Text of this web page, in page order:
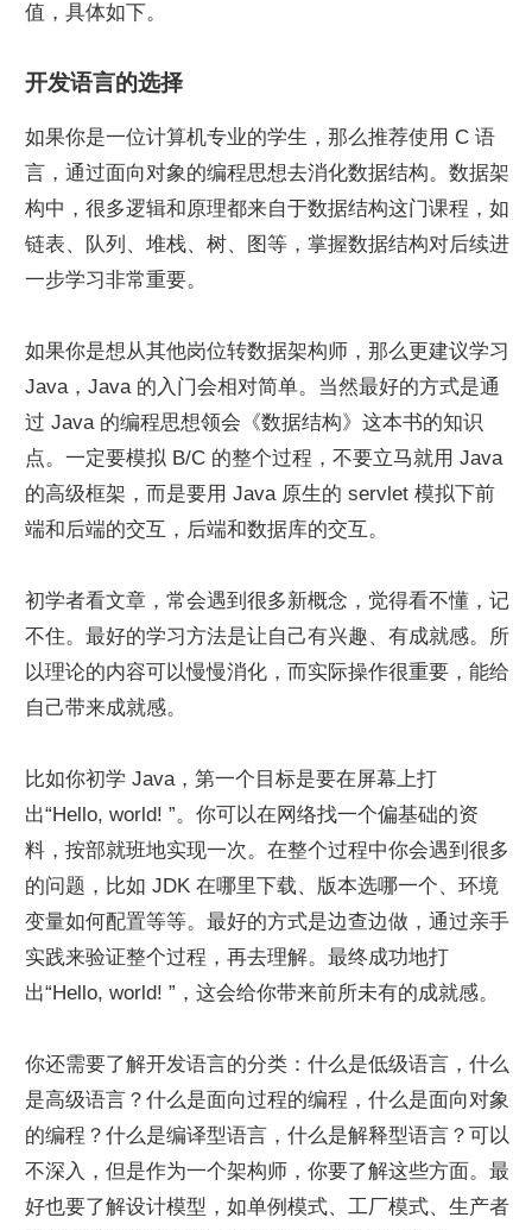
值，具体如下。
开发语言的选择
如果你是一位计算机专业的学生，那么推荐使用 C 语
言，通过面向对象的编程思想去消化数据结构。数据架
构中，很多逻辑和原理都来自于数据结构这门课程，如
链表、队列、堆栈、树、图等，掌握数据结构对后续进
一步学习非常重要。
如果你是想从其他岗位转数据架构师，那么更建议学习
Java，Java 的入门会相对简单。当然最好的方式是通
过 Java 的编程思想领会《数据结构》这本书的知识
点。一定要模拟 B/C 的整个过程，不要立马就用 Java
的高级框架，而是要用 Java 原生的 servlet 模拟下前
端和后端的交互，后端和数据库的交互。
初学者看文章，常会遇到很多新概念，觉得看不懂，记
不住。最好的学习方法是让自己有兴趣、有成就感。所
以理论的内容可以慢慢消化，而实际操作很重要，能给
自己带来成就感。
比如你初学 Java，第一个目标是要在屏幕上打
出“Hello, world! ”。你可以在网络找一个偏基础的资
料，按部就班地实现一次。在整个过程中你会遇到很多
的问题，比如 JDK 在哪里下载、版本选哪一个、环境
变量如何配置等等。最好的方式是边查边做，通过亲手
实践来验证整个过程，再去理解。最终成功地打
出“Hello, world! ”，这会给你带来前所未有的成就感。
你还需要了解开发语言的分类：什么是低级语言，什么
是高级语言？什么是面向过程的编程，什么是面向对象
的编程？什么是编译型语言，什么是解释型语言？可以
不深入，但是作为一个架构师，你要了解这些方面。最
好也要了解设计模型，如单例模式、工厂模式、生产者